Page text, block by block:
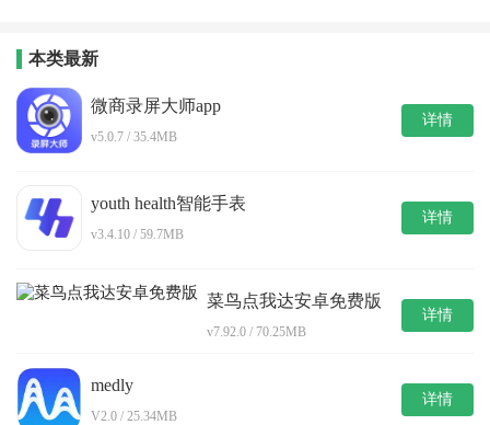
本类最新
微商录屏大师app
v5.0.7 / 35.4MB
详情
youth health智能手表
v3.4.10 / 59.7MB
详情
菜鸟点我达安卓免费版
v7.92.0 / 70.25MB
详情
medly
V2.0 / 25.34MB
详情